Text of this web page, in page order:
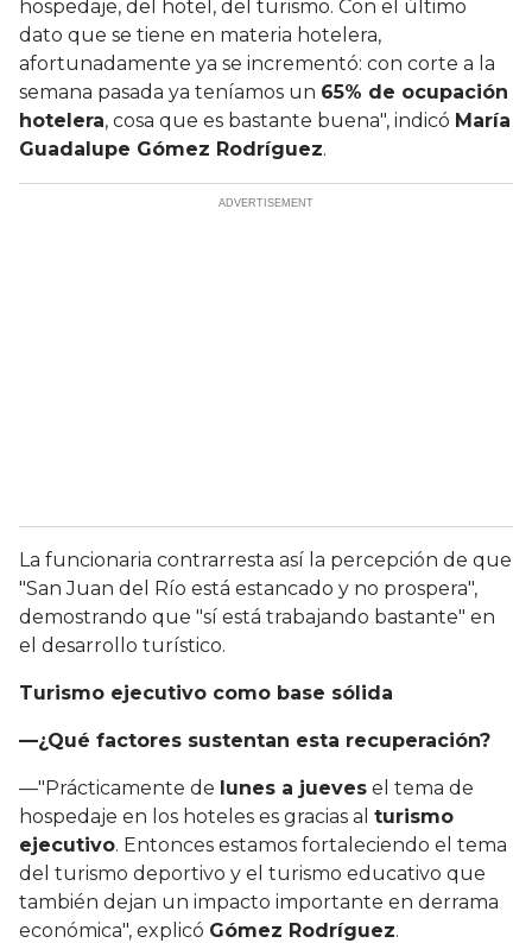
hospedaje, del hotel, del turismo. Con el último
dato que se tiene en materia hotelera,
afortunadamente ya se incrementó: con corte a la
semana pasada ya teníamos un 65% de ocupación
hotelera, cosa que es bastante buena", indicó María
Guadalupe Gómez Rodríguez.
La funcionaria contrarresta así la percepción de que
"San Juan del Río está estancado y no prospera",
demostrando que "sí está trabajando bastante" en
el desarrollo turístico.
Turismo ejecutivo como base sólida
—¿Qué factores sustentan esta recuperación?
—"Prácticamente de lunes a jueves el tema de
hospedaje en los hoteles es gracias al turismo
ejecutivo. Entonces estamos fortaleciendo el tema
del turismo deportivo y el turismo educativo que
también dejan un impacto importante en derrama
económica", explicó Gómez Rodríguez.